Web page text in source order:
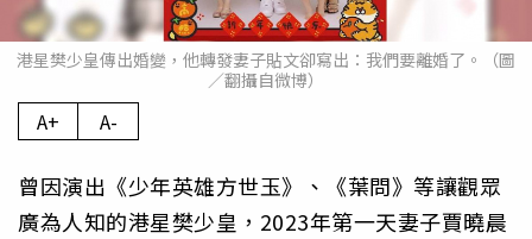
港星樊少皇傳出婚變，他轉發妻子貼文卻寫出：我們要離婚了。（圖
／翻攝自微博）
A+ A-
曾因演出《少年英雄方世玉》、《葉問》等讓觀眾
廣為人知的港星樊少皇，2023年第一天妻子賈曉晨